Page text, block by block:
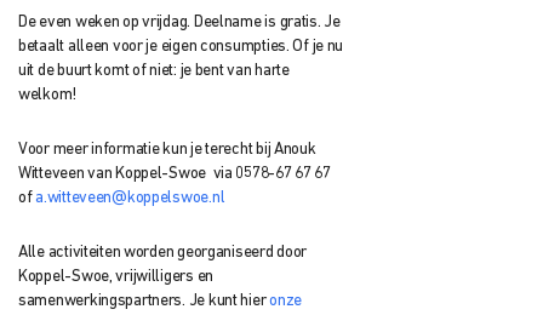
De even weken op vrijdag. Deelname is gratis. Je
betaalt alleen voor je eigen consumpties. Of je nu
uit de buurt komt of niet: je bent van harte
welkom!
Voor meer informatie kun je terecht bij Anouk
Witteveen van Koppel-Swoe via 0578-67 67 67
of a.witteveen@koppelswoe.nl
Alle activiteiten worden georganiseerd door
Koppel-Swoe, vrijwilligers en
samenwerkingspartners. Je kunt hieronze